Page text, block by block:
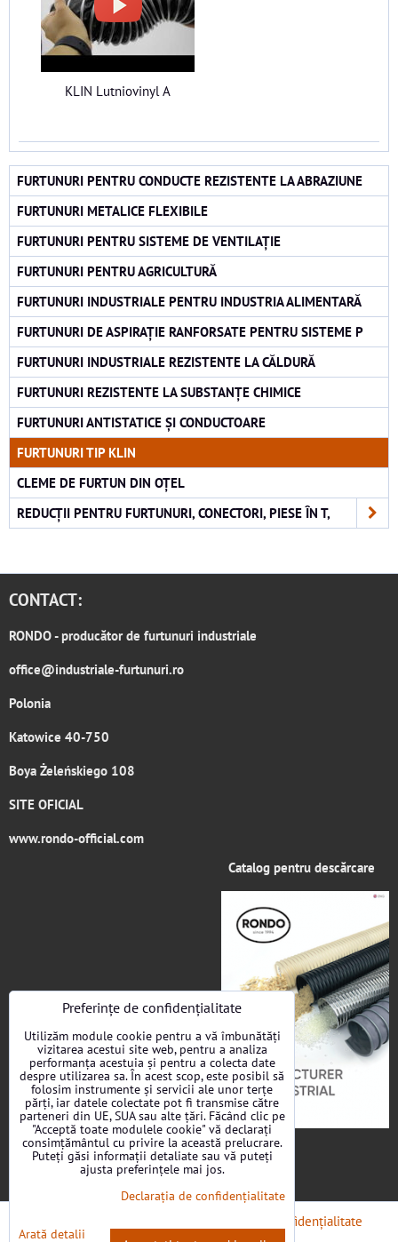
KLIN Lutniovinyl A
FURTUNURI PENTRU CONDUCTE REZISTENTE LA ABRAZIUNE
FURTUNURI METALICE FLEXIBILE
FURTUNURI PENTRU SISTEME DE VENTILAȚIE
FURTUNURI PENTRU AGRICULTURĂ
FURTUNURI INDUSTRIALE PENTRU INDUSTRIA ALIMENTARĂ
FURTUNURI DE ASPIRAȚIE RANFORSATE PENTRU SISTEME P
FURTUNURI INDUSTRIALE REZISTENTE LA CĂLDURĂ
FURTUNURI REZISTENTE LA SUBSTANȚE CHIMICE
FURTUNURI ANTISTATICE ȘI CONDUCTOARE
FURTUNURI TIP KLIN
CLEME DE FURTUN DIN OȚEL
REDUCȚII PENTRU FURTUNURI, CONECTORI, PIESE ÎN T,
CONTACT:
RONDO- producător de furtunuri industriale
office@industriale-furtunuri.ro
Polonia
Katowice 40-750
Boya Żeleńskiego 108
SITE OFICIAL
www.rondo-official.com
Catalog pentru descărcare
Declarația de confidențialitate
Preferințe de confidențialitate
Utilizăm module cookie pentru a vă îmbunătăți
vizitarea acestui site web, pentru a analiza
performanța acestuia și pentru a colecta date
despre utilizarea sa. În acest scop, este posibil să
folosim instrumente și servicii ale unor terțe
părți, iar datele colectate pot fi transmise către
parteneri din UE, SUA sau alte țări. Făcând clic pe
"Acceptă toate modulele cookie" vă declarați
consimțământul cu privire la această prelucrare.
Puteți găsi informații detaliate sau vă puteți
ajusta preferințele mai jos.
Declarația de confidențialitate
Arată detalii